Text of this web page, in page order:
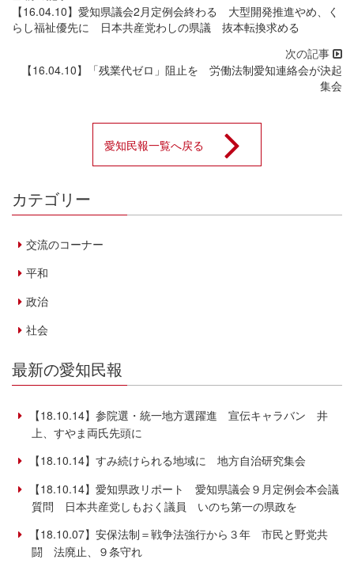
【16.04.10】愛知県議会2月定例会終わる 大型開発推進やめ、く
らし福祉優先に 日本共産党わしの県議 抜本転換求める
【16.04.10】「残業代ゼロ」阻止を 労働法制愛知連絡会が決起
集会
愛知民報一覧へ戻る
カテゴリー
交流のコーナー
平和
政治
社会
最新の愛知民報
【18.10.14】参院選・統一地方選躍進 宣伝キャラバン 井
上、すやま両氏先頭に
【18.10.14】すみ続けられる地域に 地方自治研究集会
【18.10.14】愛知県政リポート 愛知県議会９月定例会本会議
質問 日本共産党しもおく議員 いのち第一の県政を
【18.10.07】安保法制＝戦争法強行から３年 市民と野党共
闘 法廃止、９条守れ